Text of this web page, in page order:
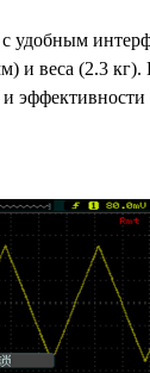
веса (2.3 кг).